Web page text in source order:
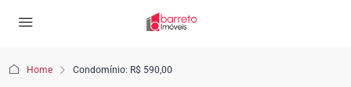
Home Condomínio: R$ 590,00